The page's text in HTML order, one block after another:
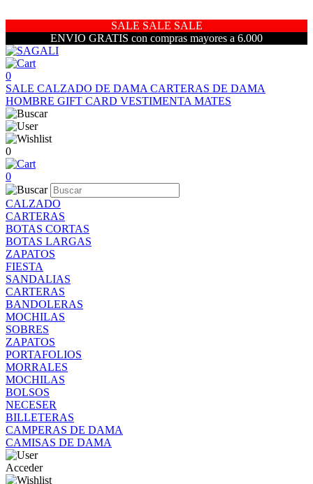
SALE SALE SALE
ENVIO GRATIS con compras mayores a 6.000
0
SALE CALZADO DE DAMA CARTERAS DE DAMA
HOMBRE GIFT CARD VESTIMENTA MATES
0
0
CALZADO
CARTERAS
BOTAS CORTAS
BOTAS LARGAS
ZAPATOS
FIESTA
SANDALIAS
CARTERAS
BANDOLERAS
MOCHILAS
SOBRES
ZAPATOS
PORTAFOLIOS
MORRALES
MOCHILAS
BOLSOS
NECESER
BILLETERAS
CAMPERAS DE DAMA
CAMISAS DE DAMA
Acceder